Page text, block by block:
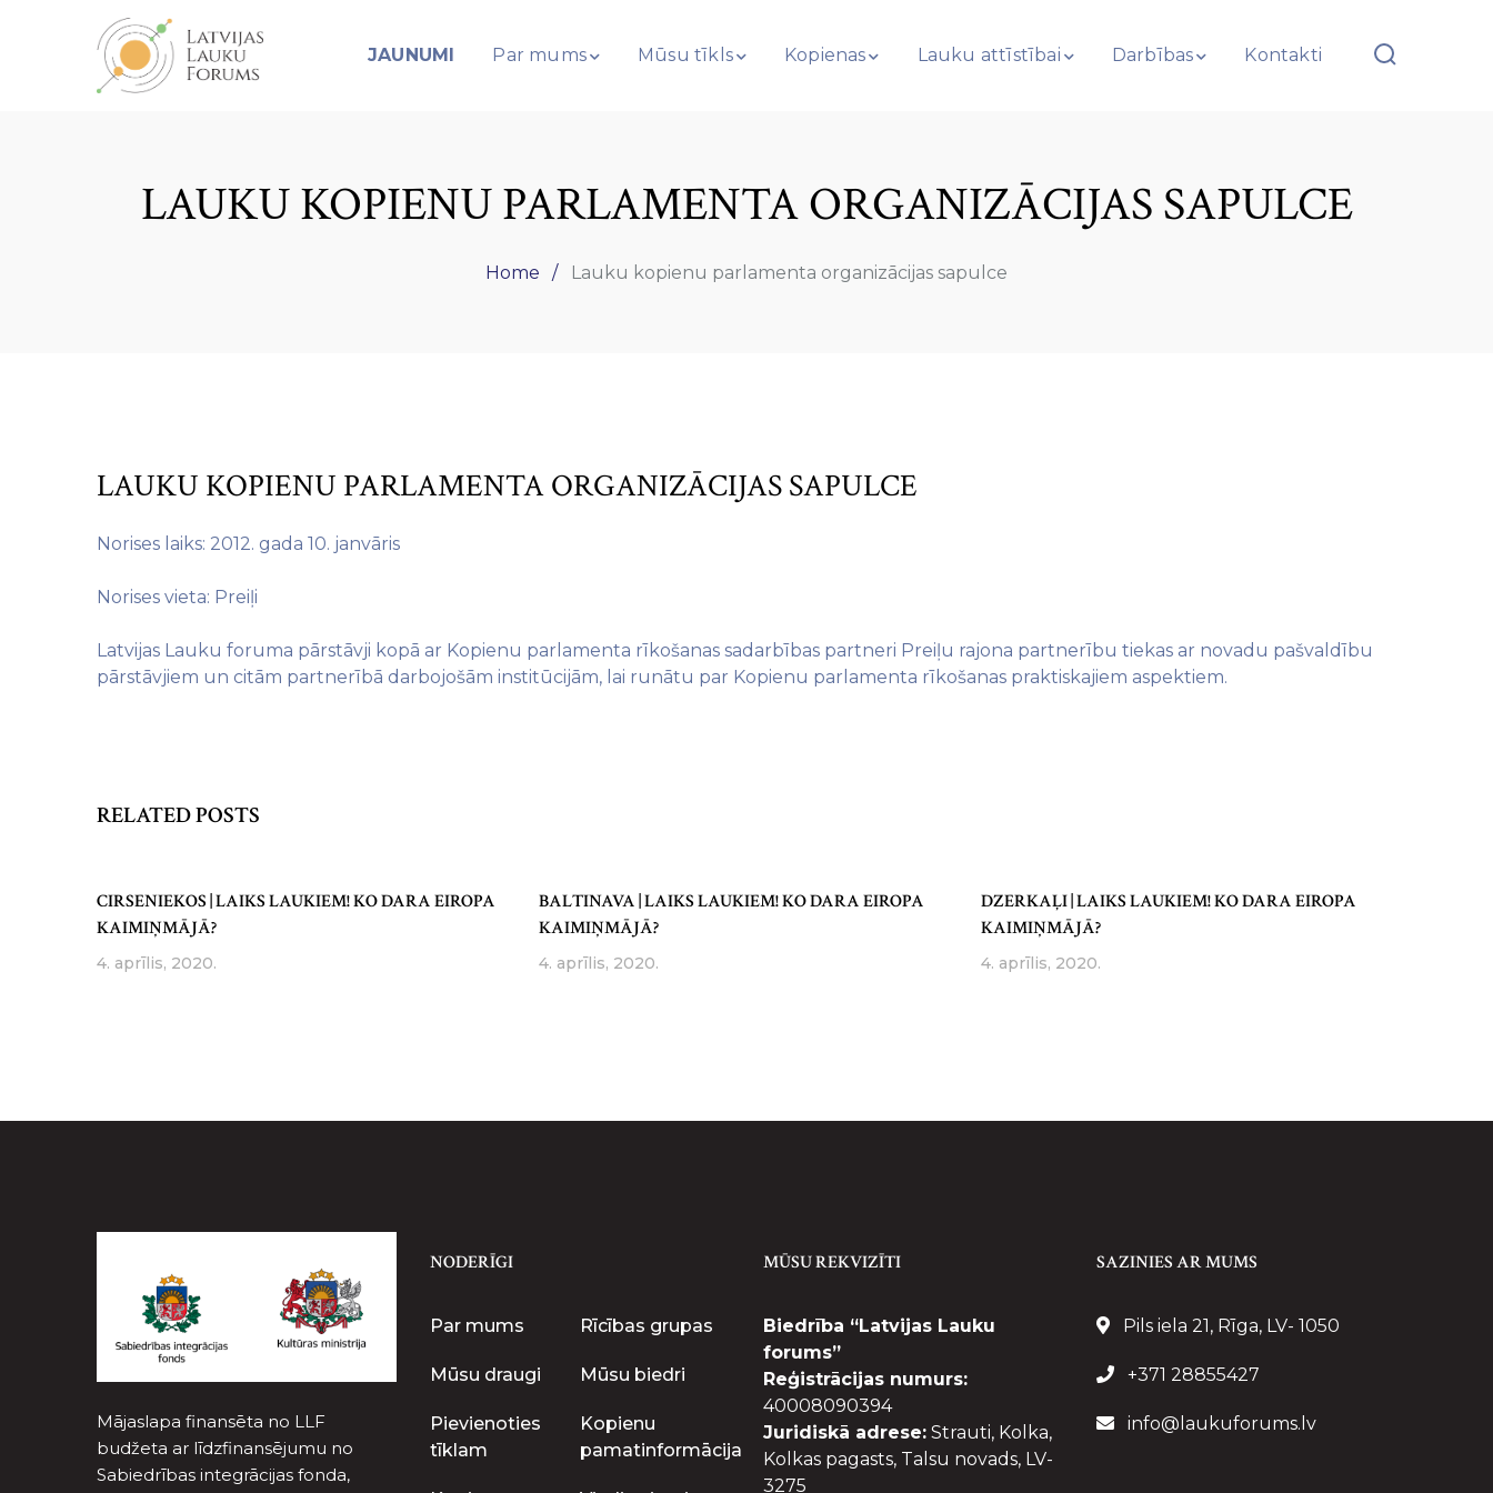
JAUNUMI Par mums Mūsu tīkls Kopienas Lauku attīstībai Darbības Kontakti
LAUKU KOPIENU PARLAMENTA ORGANIZĀCIJAS SAPULCE
Home Lauku kopienu parlamenta organizācijas sapulce
LAUKU KOPIENU PARLAMENTA ORGANIZĀCIJAS SAPULCE
Norises laiks: 2012. gada 10. janvāris
Norises vieta: Preiļi
Latvijas Lauku foruma pārstāvji kopā ar Kopienu parlamenta rīkošanas sadarbības partneri Preiļu rajona partnerību tiekas ar novadu pašvaldību
pārstāvjiem un citām partnerībā darbojošām institūcijām, lai runātu par Kopienu parlamenta rīkošanas praktiskajiem aspektiem.
RELATED POSTS
CIRSENIEKOS | LAIKS LAUKIEM! KO DARA EIROPA
KAIMIŅMĀJĀ?
4. aprīlis, 2020.
BALTINAVA | LAIKS LAUKIEM! KO DARA EIROPA
KAIMIŅMĀJĀ?
4. aprīlis, 2020.
DZERKAĻI | LAIKS LAUKIEM! KO DARA EIROPA
KAIMIŅMĀJĀ?
4. aprīlis, 2020.
Mājaslapa finansēta no LLF
budžeta ar līdzfinansējumu no
Sabiedrības integrācijas fonda,
NODERĪGI
Par mums Rīcības grupas
Mūsu draugi Mūsu biedri
Pievienoties
tīklam
Kopienu
pamatinformācija
MŪSU REKVIZĪTI
Biedrība “Latvijas Lauku
forums”
Reģistrācijas numurs:
40008090394
Juridiskā adrese: Strauti, Kolka,
Kolkas pagasts, Talsu novads, LV-
3275
SAZINIES AR MUMS
Pils iela 21, Rīga, LV- 1050
+371 28855427
info@laukuforums.lv